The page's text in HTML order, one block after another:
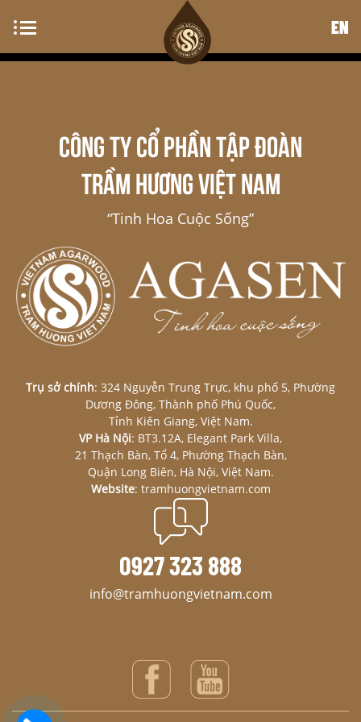
EN
CÔNG TY CỔ PHẦN TẬP ĐOÀN
TRẦM HƯƠNG VIỆT NAM
“Tinh Hoa Cuộc Sống”
Trụ sở chính: 324 Nguyễn Trung Trực, khu phố 5, Phường
Dương Đông, Thành phố Phú Quốc,
Tỉnh Kiên Giang, Việt Nam.
VP Hà Nội: BT3.12A, Elegant Park Villa,
21 Thạch Bàn, Tổ 4, Phường Thạch Bàn,
Quận Long Biên, Hà Nội, Việt Nam.
Website: tramhuongvietnam.com
0927 323 888
info@tramhuongvietnam.com